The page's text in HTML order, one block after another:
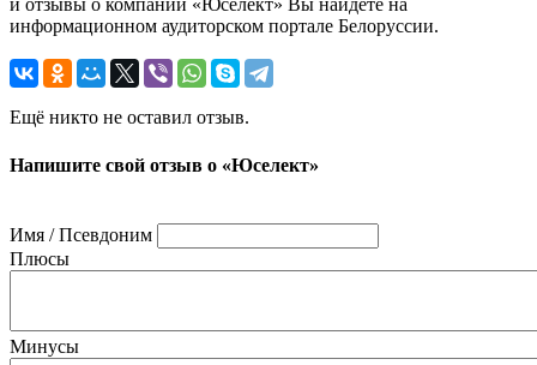
и отзывы о компании «Юселект» Вы найдете на
информационном аудиторском портале Белоруссии.
Ещё никто не оставил отзыв.
Напишите свой отзыв о «Юселект»
Имя / Псевдоним
Плюсы
Минусы